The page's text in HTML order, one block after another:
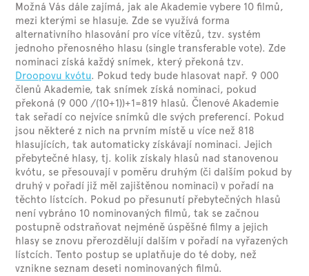
Možná Vás dále zajímá, jak ale Akademie vybere 10 filmů,
mezi kterými se hlasuje. Zde se využívá forma
alternativního hlasování pro více vítězů, tzv. systém
jednoho přenosného hlasu (single transferable vote). Zde
nominaci získá každý snímek, který překoná tzv.
Droopovu kvótu. Pokud tedy bude hlasovat např. 9 000
členů Akademie, tak snímek získá nominaci, pokud
překoná (9 000 /(10+1))+1=819 hlasů. Členové Akademie
tak seřadí co nejvíce snímků dle svých preferencí. Pokud
jsou některé z nich na prvním místě u více než 818
hlasujících, tak automaticky získávají nominaci. Jejich
přebytečné hlasy, tj. kolik získaly hlasů nad stanovenou
kvótu, se přesouvají v poměru druhým (či dalším pokud by
druhý v pořadí již měl zajištěnou nominaci) v pořadí na
těchto lístcích. Pokud po přesunutí přebytečných hlasů
není vybráno 10 nominovaných filmů, tak se začnou
postupně odstraňovat nejméně úspěšné filmy a jejich
hlasy se znovu přerozdělují dalším v pořadí na vyřazených
lístcích. Tento postup se uplatňuje do té doby, než
vznikne seznam deseti nominovaných filmů.